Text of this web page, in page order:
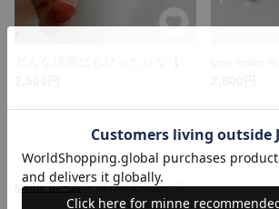
minne ホーム foi.nail の作品一覧